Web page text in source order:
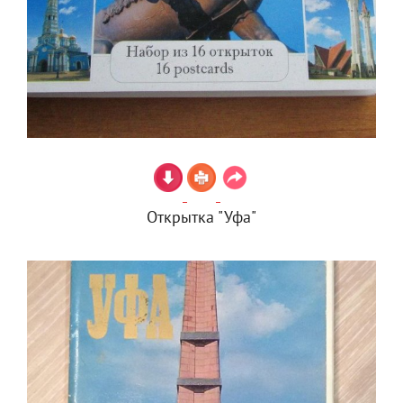
Открытка "Уфа"